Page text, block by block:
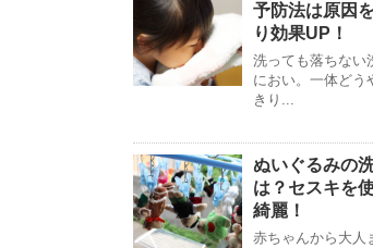
予防法は原因
り効果UP！
洗っても落ちない
におい。一体どう
きり...
ぬいぐるみの
は？セスキを
綺麗！
赤ちゃんから大人